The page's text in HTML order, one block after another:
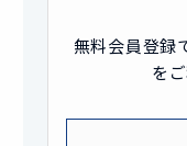
無料会員登録
を